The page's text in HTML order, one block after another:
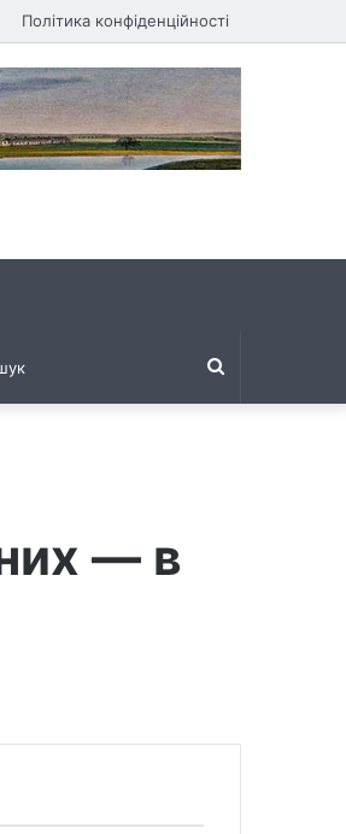
Політика конфіденційності
— в